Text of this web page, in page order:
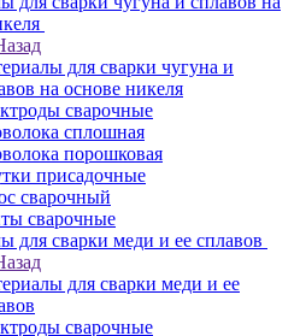
для сварки чугуна и
на основе никеля
сварочные
сплошная
порошковая
присадочные
сварочный
сварочные
для сварки меди и ее сплавов
для сварки меди и ее
сварочные